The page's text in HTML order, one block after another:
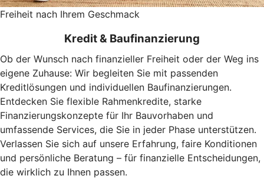
Freiheit nach Ihrem Geschmack
Kredit & Baufinanzierung
Ob der Wunsch nach finanzieller Freiheit oder der Weg ins
eigene Zuhause: Wir begleiten Sie mit passenden
Kreditlösungen und individuellen Baufinanzierungen.
Entdecken Sie flexible Rahmenkredite, starke
Finanzierungskonzepte für Ihr Bauvorhaben und
umfassende Services, die Sie in jeder Phase unterstützen.
Verlassen Sie sich auf unsere Erfahrung, faire Konditionen
und persönliche Beratung – für finanzielle Entscheidungen,
die wirklich zu Ihnen passen.